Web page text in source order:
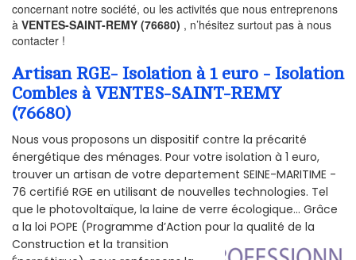
concernant notre société, ou les activités que nous entreprenons
à VENTES-SAINT-REMY (76680) , n’hésitez surtout pas à nous
contacter !
Artisan RGE- Isolation à 1 euro - Isolation
Combles à VENTES-SAINT-REMY
(76680)
Nous vous proposons un dispositif contre la précarité
énergétique des ménages. Pour votre isolation à 1 euro,
trouver un artisan de votre departement SEINE-MARITIME -
76 certifié RGE en utilisant de nouvelles technologies. Tel
que le photovoltaïque, la laine de verre écologique... Grâce
a la loi POPE (Programme d’Action pour la qualité de la
Construction et la transition